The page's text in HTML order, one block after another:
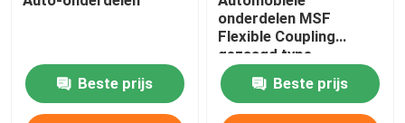
huisdierenlevering
Beste prijs
onderdelen MSF
Flexible Coupling
gezaagd type
Uitstekend
elasticiteitseffect
Beste prijs